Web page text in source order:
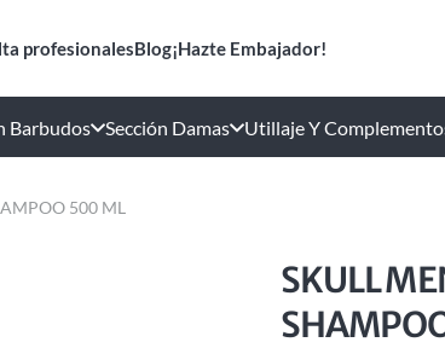
profesionalesBlog¡Hazte Embajador!
Barbudos Sección Damas Utillaje Y
500 ML
SKULL